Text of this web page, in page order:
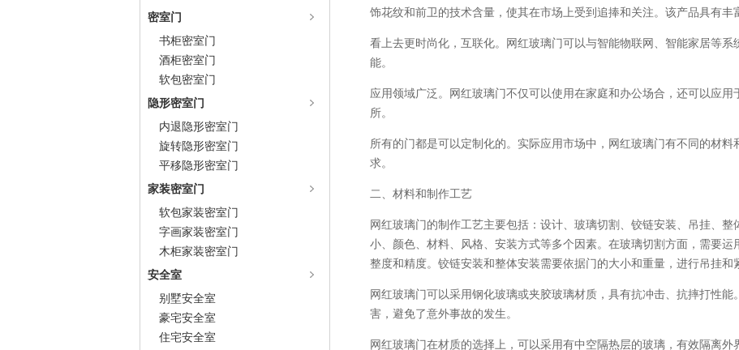
密室门
书柜密室门
酒柜密室门
软包密室门
隐形密室门
内退隐形密室门
旋转隐形密室门
平移隐形密室门
家装密室门
软包家装密室门
字画家装密室门
木柜家装密室门
安全室
别墅安全室
豪宅安全室
住宅安全室
饰花纹和前卫的技术含量，使其在市场上受到追捧和关注。该产品具有丰
看上去更时尚化，互联化。网红玻璃门可以与智能物联网、智能家居等
能。
应用领域广泛。网红玻璃门不仅可以使用在家庭和办公场合，还可以应
所。
所有的门都是可以定制化的。实际应用市场中，网红玻璃门有不同的材
求。
二、材料和制作工艺
网红玻璃门的制作工艺主要包括：设计、玻璃切割、铰链安装、吊挂、
小、颜色、材料、风格、安装方式等多个因素。在玻璃切割方面，需要
整度和精度。铰链安装和整体安装需要依据门的大小和重量，进行吊挂和
网红玻璃门可以采用钢化玻璃或夹胶玻璃材质，具有抗冲击、抗摔打性
害，避免了意外事故的发生。
网红玻璃门在材质的选择上，可以采用有中空隔热层的玻璃，有效隔离外